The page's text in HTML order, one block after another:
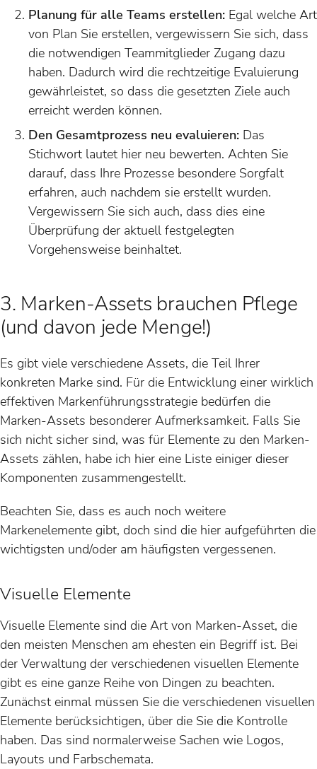
Planung für alle Teams erstellen: Egal welche Art
von Plan Sie erstellen, vergewissern Sie sich, dass
die notwendigen Teammitglieder Zugang dazu
haben. Dadurch wird die rechtzeitige Evaluierung
gewährleistet, so dass die gesetzten Ziele auch
erreicht werden können.
Den Gesamtprozess neu evaluieren: Das
Stichwort lautet hier neu bewerten. Achten Sie
darauf, dass Ihre Prozesse besondere Sorgfalt
erfahren, auch nachdem sie erstellt wurden.
Vergewissern Sie sich auch, dass dies eine
Überprüfung der aktuell festgelegten
Vorgehensweise beinhaltet.
3. Marken-Assets brauchen Pflege
(und davon jede Menge!)
Es gibt viele verschiedene Assets, die Teil Ihrer
konkreten Marke sind. Für die Entwicklung einer wirklich
effektiven Markenführungsstrategie bedürfen die
Marken-Assets besonderer Aufmerksamkeit. Falls Sie
sich nicht sicher sind, was für Elemente zu den Marken-
Assets zählen, habe ich hier eine Liste einiger dieser
Komponenten zusammengestellt.
Beachten Sie, dass es auch noch weitere
Markenelemente gibt, doch sind die hier aufgeführten die
wichtigsten und/oder am häufigsten vergessenen.
Visuelle Elemente
Visuelle Elemente sind die Art von Marken-Asset, die
den meisten Menschen am ehesten ein Begriff ist. Bei
der Verwaltung der verschiedenen visuellen Elemente
gibt es eine ganze Reihe von Dingen zu beachten.
Zunächst einmal müssen Sie die verschiedenen visuellen
Elemente berücksichtigen, über die Sie die Kontrolle
haben. Das sind normalerweise Sachen wie Logos,
Layouts und Farbschemata.